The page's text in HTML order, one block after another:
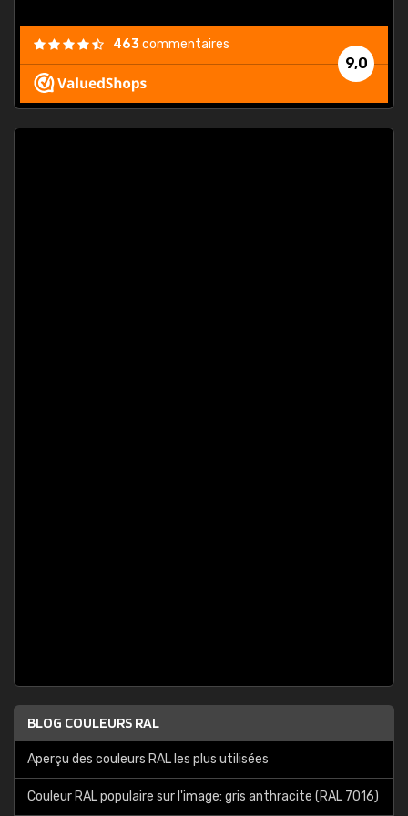
9,0
463commentaires
BLOG COULEURS RAL
Aperçu des couleurs RAL les plus utilisées
Couleur RAL populaire sur l'image: gris anthracite (RAL 7016)